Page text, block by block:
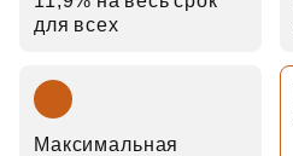
для всех
Максимальная